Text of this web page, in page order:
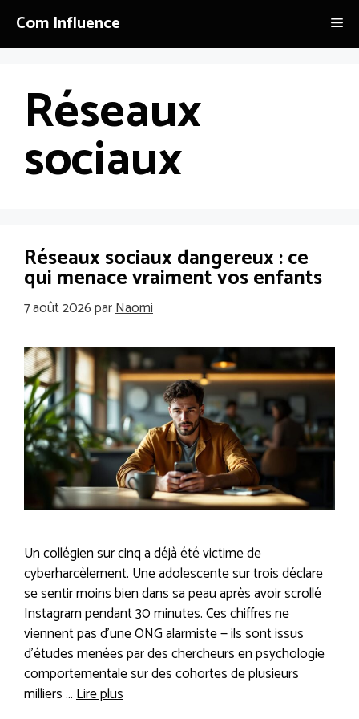
contenu
Com Influence
Réseaux
sociaux
Réseaux sociaux dangereux : ce
qui menace vraiment vos enfants
7 août 2026parNaomi
Un collégien sur cinq a déjà été victime de
cyberharcèlement. Une adolescente sur trois déclare
se sentir moins bien dans sa peau après avoir scrollé
Instagram pendant 30 minutes. Ces chiffres ne
viennent pas d’une ONG alarmiste — ils sont issus
d’études menées par des chercheurs en psychologie
comportementale sur des cohortes de plusieurs
milliers …Lire plus